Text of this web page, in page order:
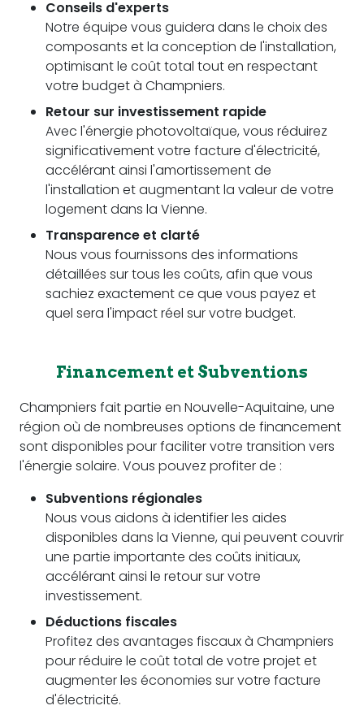
Conseils d'experts
Notre équipe vous guidera dans le choix des
composants et la conception de l'installation,
optimisant le coût total tout en respectant
votre budget à Champniers.
Retour sur investissement rapide
Avec l'énergie photovoltaïque, vous réduirez
significativement votre facture d'électricité,
accélérant ainsi l'amortissement de
l'installation et augmentant la valeur de votre
logement dans la Vienne.
Transparence et clarté
Nous vous fournissons des informations
détaillées sur tous les coûts, afin que vous
sachiez exactement ce que vous payez et
quel sera l'impact réel sur votre budget.
Financement et Subventions
Champniers fait partie en Nouvelle-Aquitaine, une
région où de nombreuses options de financement
sont disponibles pour faciliter votre transition vers
l'énergie solaire. Vous pouvez profiter de :
Subventions régionales
Nous vous aidons à identifier les aides
disponibles dans la Vienne, qui peuvent couvrir
une partie importante des coûts initiaux,
accélérant ainsi le retour sur votre
investissement.
Déductions fiscales
Profitez des avantages fiscaux à Champniers
pour réduire le coût total de votre projet et
augmenter les économies sur votre facture
d'électricité.